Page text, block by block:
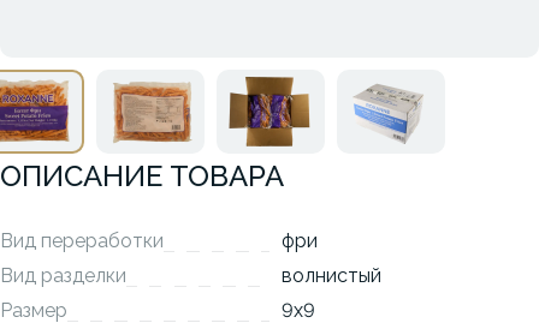
ОПИСАНИЕ ТОВАРА
Вид переработки
фри
Вид разделки
волнистый
Размер
9х9